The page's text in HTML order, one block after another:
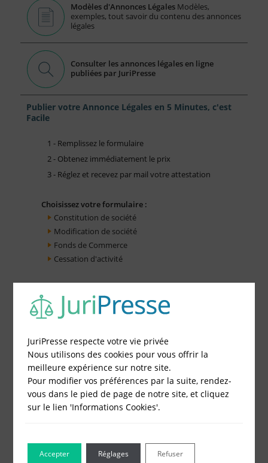
Modèles d'Annonces Légales Modèles,
exemples, tout savoir du contenu des annonces
légales
Consulter les annonces légales en ligne
publiées par JuriPresse
Publier votre Annonce Légales en 5 Minutes, c'est
Facile
1 - Remplissez le formulaire
2 - Obtenez immédiatement le prix
3 - Réglez et recevez par mail votre attestation
Choisissez votre formulaire :
Constitution de société
Modification de société
Fonds de Commerce
Cessation d'activité
JuriPresse respecte votre vie privée
Nous utilisons des cookies pour vous offrir la
meilleure expérience sur notre site.
Pour modifier vos préférences par la suite, rendez-
vous dans le pied de page de notre site, et cliquez
sur le lien 'Informations Cookies'.
Accepter Refuser
Réglages